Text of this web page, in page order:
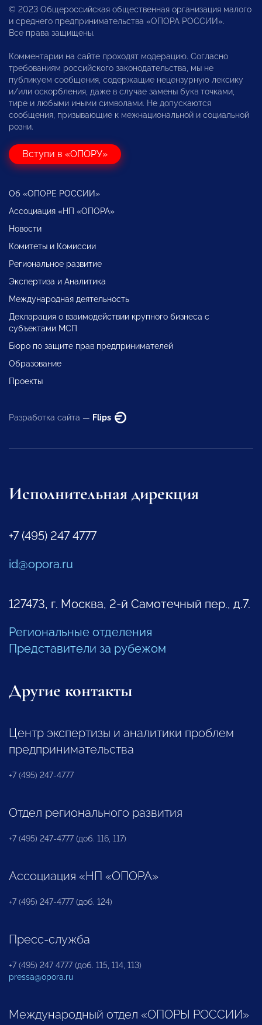
© 2023 Общероссийская общественная организация малого
и среднего предпринимательства «ОПОРА РОССИИ».
Все права защищены.
Комментарии на сайте проходят модерацию. Согласно
требованиям российского законодательства, мы не
публикуем сообщения, содержащие нецензурную лексику
и/или оскорбления, даже в случае замены букв точками,
тире и любыми иными символами. Не допускаются
сообщения, призывающие к межнациональной и социальной
розни.
Вступи в «ОПОРУ»
Об «ОПОРЕ РОССИИ»
Ассоциация «НП «ОПОРА»
Новости
Комитеты и Комиссии
Региональное развитие
Экспертиза и Аналитика
Международная деятельность
Декларация о взаимодействии крупного бизнеса с
субъектами МСП
Бюро по защите прав предпринимателей
Образование
Проекты
Разработка сайта — Flips
Исполнительная дирекция
+7 (495) 247 4777
id@opora.ru
127473, г. Москва, 2-й Самотечный пер., д.7.
Региональные отделения
Представители за рубежом
Другие контакты
Центр экспертизы и аналитики проблем
предпринимательства
+7 (495) 247-4777
Отдел регионального развития
+7 (495) 247-4777 (доб. 116, 117)
Ассоциация «НП «ОПОРА»
+7 (495) 247-4777 (доб. 124)
Пресс-служба
+7 (495) 247 4777 (доб. 115, 114, 113)
pressa@opora.ru
Международный отдел «ОПОРЫ РОССИИ»